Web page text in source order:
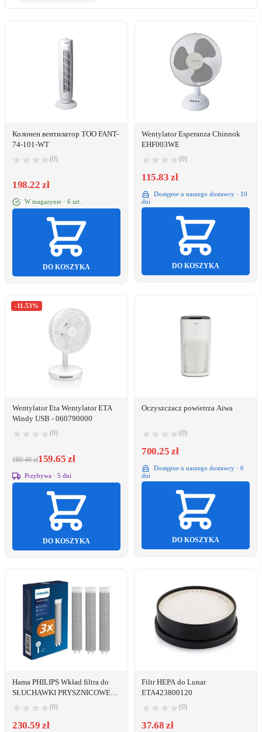
Колонен вентилатор TOO FANT-
74-101-WT
(0)
198.22 zł
W magazynie · 6 szt.
DO KOSZYKA
Wentylator Esperanza Chinnok
EHF003WE
(0)
115.83 zł
Dostępne u naszego dostawcy · 10
dni
DO KOSZYKA
-11.53%
Wentylator Eta Wentylator ETA
Windy USB - 060790000
(0)
180.46 zł159.65 zł
Przybywa · 5 dni
DO KOSZYKA
Oczyszczacz powietrza Aiwa
(0)
700.25 zł
Dostępne u naszego dostawcy · 6
dni
DO KOSZYKA
Hama PHILIPS Wkład filtra do
SŁUCHAWKI PRYSZNICOWEJ,
3 SZT ASH138/10
(0)
230.59 zł
Filtr HEPA do Lunar
ETA423800120
(0)
37.68 zł